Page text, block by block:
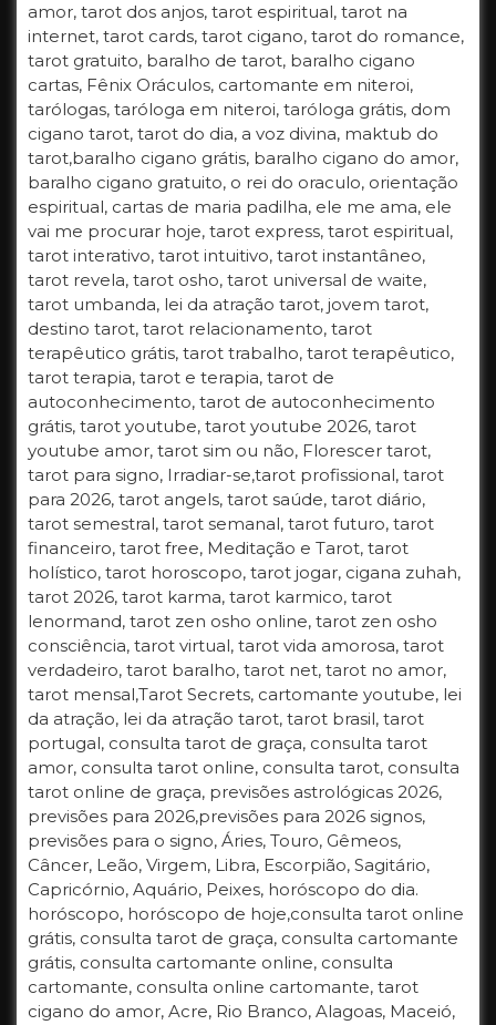
amor, tarot dos anjos, tarot espiritual, tarot na
internet, tarot cards, tarot cigano, tarot do romance,
tarot gratuito, baralho de tarot, baralho cigano
cartas, Fênix Oráculos, cartomante em niteroi,
tarólogas, taróloga em niteroi, taróloga grátis, dom
cigano tarot, tarot do dia, a voz divina, maktub do
tarot,baralho cigano grátis, baralho cigano do amor,
baralho cigano gratuito, o rei do oraculo, orientação
espiritual, cartas de maria padilha, ele me ama, ele
vai me procurar hoje, tarot express, tarot espiritual,
tarot interativo, tarot intuitivo, tarot instantâneo,
tarot revela, tarot osho, tarot universal de waite,
tarot umbanda, lei da atração tarot, jovem tarot,
destino tarot, tarot relacionamento, tarot
terapêutico grátis, tarot trabalho, tarot terapêutico,
tarot terapia, tarot e terapia, tarot de
autoconhecimento, tarot de autoconhecimento
grátis, tarot youtube, tarot youtube 2026, tarot
youtube amor, tarot sim ou não, Florescer tarot,
tarot para signo, Irradiar-se,tarot profissional, tarot
para 2026, tarot angels, tarot saúde, tarot diário,
tarot semestral, tarot semanal, tarot futuro, tarot
financeiro, tarot free, Meditação e Tarot, tarot
holístico, tarot horoscopo, tarot jogar, cigana zuhah,
tarot 2026, tarot karma, tarot karmico, tarot
lenormand, tarot zen osho online, tarot zen osho
consciência, tarot virtual, tarot vida amorosa, tarot
verdadeiro, tarot baralho, tarot net, tarot no amor,
tarot mensal,Tarot Secrets, cartomante youtube, lei
da atração, lei da atração tarot, tarot brasil, tarot
portugal, consulta tarot de graça, consulta tarot
amor, consulta tarot online, consulta tarot, consulta
tarot online de graça, previsões astrológicas 2026,
previsões para 2026,previsões para 2026 signos,
previsões para o signo, Áries, Touro, Gêmeos,
Câncer, Leão, Virgem, Libra, Escorpião, Sagitário,
Capricórnio, Aquário, Peixes, horóscopo do dia.
horóscopo, horóscopo de hoje,consulta tarot online
grátis, consulta tarot de graça, consulta cartomante
grátis, consulta cartomante online, consulta
cartomante, consulta online cartomante, tarot
cigano do amor, Acre, Rio Branco, Alagoas, Maceió,